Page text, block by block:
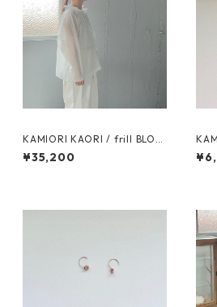
KAMIORI KAORI / frill BLOU
SE / white
¥35,200